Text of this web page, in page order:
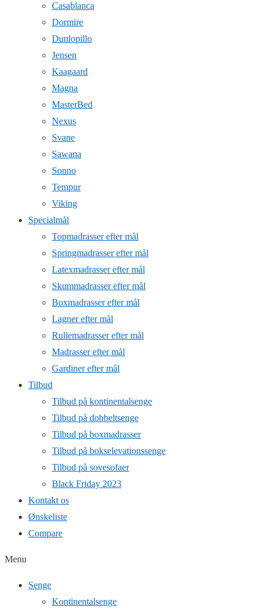
Casablanca
Dormire
Dunlopillo
Jensen
Kaagaard
Magna
MasterBed
Nexus
Svane
Sawana
Sonno
Tempur
Viking
Specialmål
Topmadrasser efter mål
Springmadrasser efter mål
Latexmadrasser efter mål
Skummadrasser efter mål
Boxmadrasser efter mål
Lagner efter mål
Rullemadrasser efter mål
Madrasser efter mål
Gardiner efter mål
Tilbud
Tilbud på kontinentalsenge
Tilbud på dobbeltsenge
Tilbud på boxmadrasser
Tilbud på bokselevationssenge
Tilbud på sovesofaer
Black Friday 2023
Kontakt os
Ønskeliste
Compare
Menu
Senge
Kontinentalsenge